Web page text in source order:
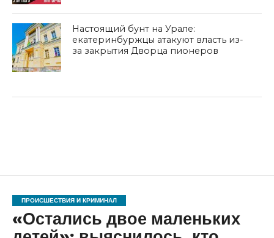
Настоящий бунт на Урале:
екатеринбуржцы атакуют власть из-
за закрытия Дворца пионеров
ПРОИСШЕСТВИЯ И КРИМИНАЛ
«Остались двое маленьких